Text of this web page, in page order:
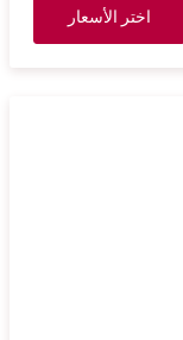
اختر الأسعار